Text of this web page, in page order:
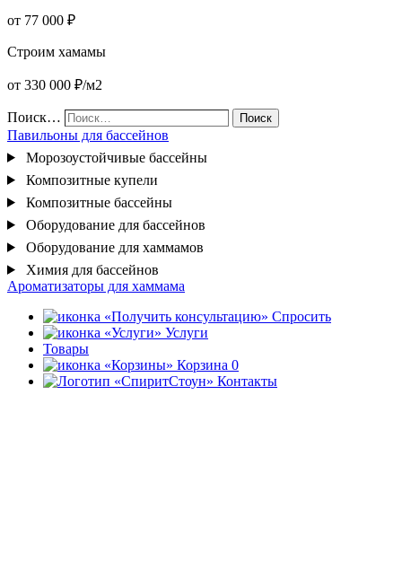
от 77 000 ₽
Строим хамамы
от 330 000 ₽/м2
Поиск… Поиск
Павильоны для бассейнов
Морозоустойчивые бассейны
Композитные купели
Композитные бассейны
Оборудование для бассейнов
Оборудование для хаммамов
Химия для бассейнов
Ароматизаторы для хаммама
Спросить
Услуги
Товары
Корзина 0
Контакты